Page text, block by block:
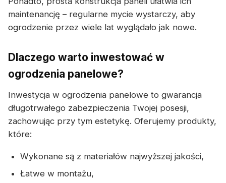
maintenancję – regularne mycie wystarczy, aby
ogrodzenie przez wiele lat wyglądało jak nowe.
Dlaczego warto inwestować w
ogrodzenia panelowe?
Inwestycja w ogrodzenia panelowe to gwarancja
długotrwałego zabezpieczenia Twojej posesji,
zachowując przy tym estetykę. Oferujemy produkty,
które:
Wykonane są z materiałów najwyższej jakości,
Łatwe w montażu,